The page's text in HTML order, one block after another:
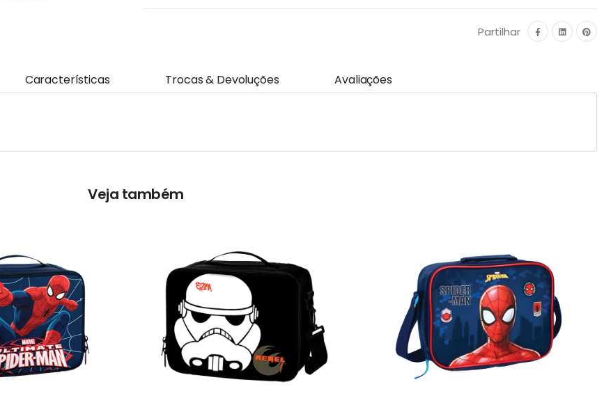
Partilhar
Características Trocas & Devoluções Avaliações
Veja também